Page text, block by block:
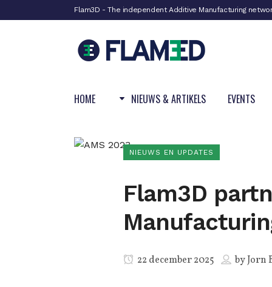
Flam3D - The independent Additive Manufacturing
HOME NIEUWS & ARTIKELS EVENTS
NIEUWS EN UPDATES
Flam3D
22 december 2025 byJorn